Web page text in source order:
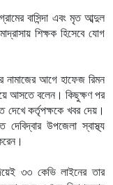
বাসিন্দা এবং মৃত আব্দুল
শিক্ষক হিসেবে যোগ
নামাজের আগে হাফেজ রিমন
আসতে বলেন। কিছুক্ষণ পর
দেখে কর্তৃপক্ষকে খবর দেয়।
উপজেলা স্বাস্থ্য
৩৩ কেভি লাইনের তার